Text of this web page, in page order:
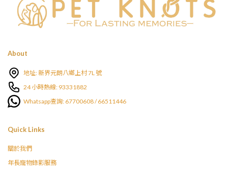
About
地址: 新界元朗八鄉上村 7L 號
24 小時熱線: 93331882
Whatsapp查詢: 67700608 / 66511446
Quick Links
關於我們
年長寵物錄影服務